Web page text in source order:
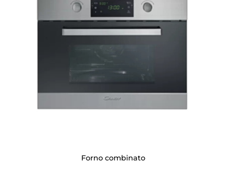
Forno combinato